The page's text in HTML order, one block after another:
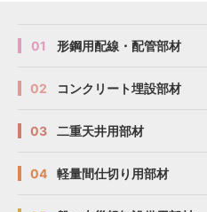
01 形鋼用配線・配管部材
02 コンクリート埋設部材
03 二重天井用部材
04 軽量間仕切り用部材